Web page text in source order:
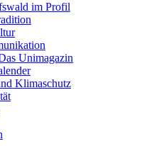
im Profil
Unimagazin
Klimaschutz